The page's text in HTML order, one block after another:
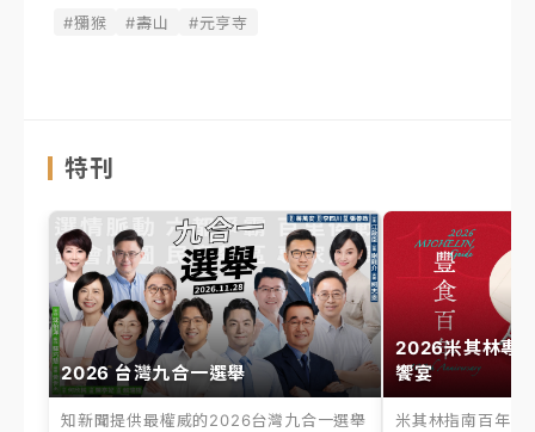
#獼猴 #壽山 #元亨寺
特刊
2026 台灣九合一選舉
知新聞提供最權威的2026台灣九合一選舉
2026米其林專
饗宴
米其林指南百年之